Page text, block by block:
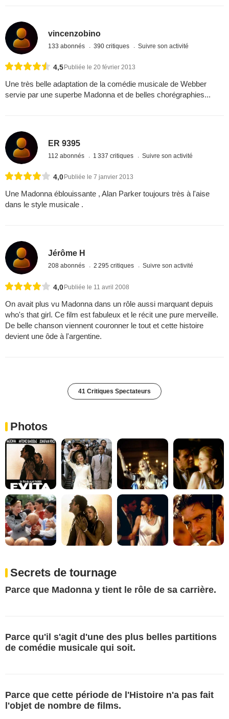
vincenzobino
133 abonnés 390 critiques Suivre son activité
4,5 Publiée le 20 février 2013
Une très belle adaptation de la comédie musicale de Webber
servie par une superbe Madonna et de belles chorégraphies...
ER 9395
112 abonnés 1 337 critiques Suivre son activité
4,0 Publiée le 7 janvier 2013
Une Madonna éblouissante , Alan Parker toujours très à l'aise
dans le style musicale .
Jérôme H
208 abonnés 2 295 critiques Suivre son activité
4,0Publiée le 11 avril 2008
On avait plus vu Madonna dans un rôle aussi marquant depuis
who's that girl. Ce film est fabuleux et le récit une pure merveille.
De belle chanson viennent couronner le tout et cette histoire
devient une ôde à l'argentine.
41 Critiques Spectateurs
Photos
Secrets de tournage
Parce que Madonna y tient le rôle de sa carrière.
Parce qu'il s'agit d'une des plus belles partitions
de comédie musicale qui soit.
Parce que cette période de l'Histoire n'a pas fait
l'objet de nombre de films.